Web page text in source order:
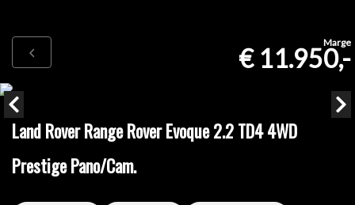
Marge
€ 11.950,-
Land Rover Range Rover Evoque 2.2 TD4 4WD
Prestige Pano/Cam.